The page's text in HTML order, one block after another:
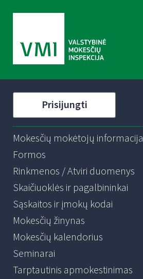
Prisijungti
Mokesčių mokėtojų informacija
Formos
Rinkmenos / Atviri duomenys
Skaičiuoklės ir pagalbininkai
Sąskaitos ir įmokų kodai
Mokesčių žinynas
Mokesčių kalendorius
Seminarai
Tarptautinis apmokestinimas